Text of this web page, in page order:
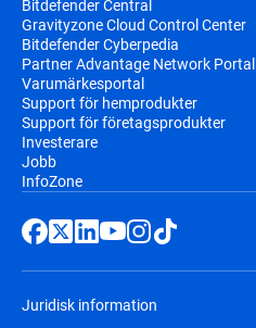
Bitdefender Central
Gravityzone Cloud Control Center
Bitdefender Cyberpedia
Partner Advantage Network Portal
Varumärkesportal
Support för hemprodukter
Support för företagsprodukter
Investerare
Jobb
InfoZone
Juridisk information